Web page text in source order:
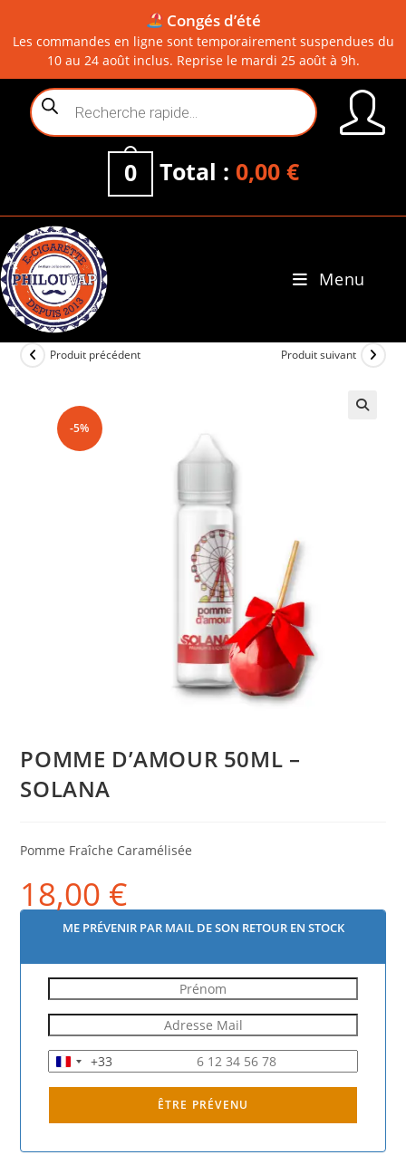
Congés d’été
Les commandes en ligne sont temporairement suspendues du
10 au 24 août inclus. Reprise le mardi 25 août à 9h.
content
Recherche
de
0 Total : 0,00 €
Menu
-5%
Produit précédent Produit suivant
POMME D’AMOUR 50ML –
SOLANA
Pomme Fraîche Caramélisée
18,00 €
ME PRÉVENIR PAR MAIL DE SON RETOUR EN STOCK
F
r
n
+33
ÊTRE PRÉVENU